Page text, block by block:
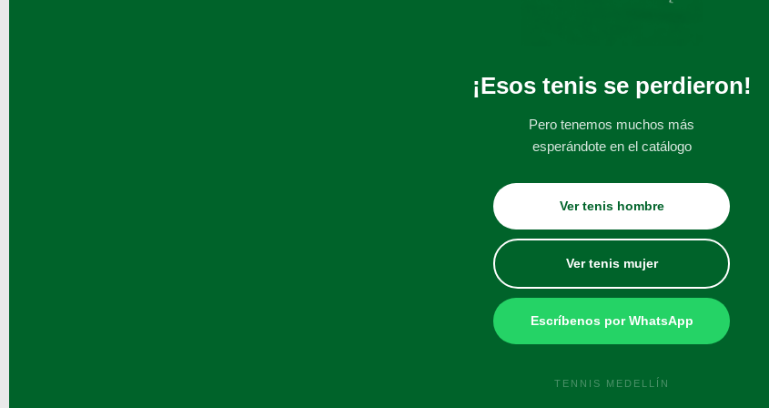
¡Esos tenis se perdieron!
Pero tenemos muchos más
esperándote en el catálogo
Ver tenis hombre
Ver tenis mujer
Escríbenos por WhatsApp
TENNIS MEDELLÍN